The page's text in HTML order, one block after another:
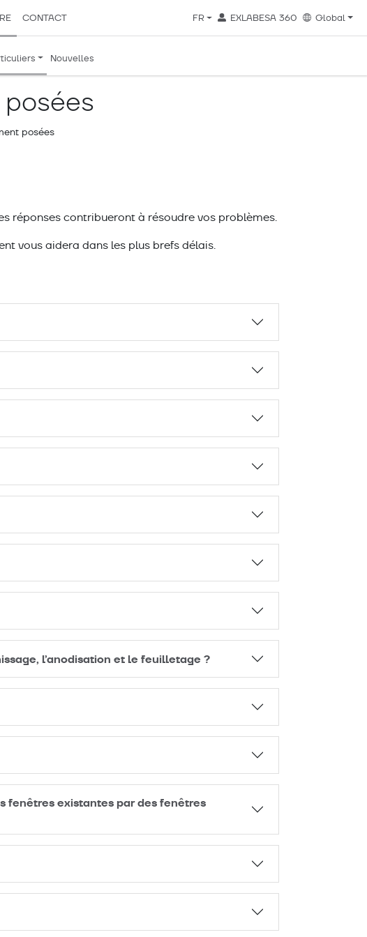
CONTACT FR EXLABESA 360 Global
Nouvelles
posées
réponses contribueront à résoudre vos problèmes.
vous aidera dans les plus brefs délais.
l’anodisation et le feuilletage ?
fenêtres existantes par des fenêtres